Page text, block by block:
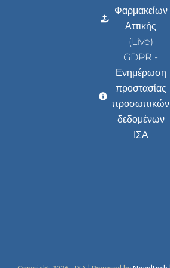
Φαρμακείων
Αττικής
(Live)
GDPR -
Ενημέρωση
προστασίας
προσωπικών
δεδομένων
ΙΣΑ